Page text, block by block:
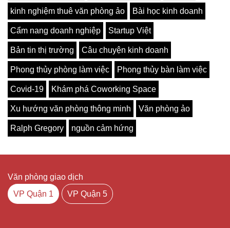
kinh nghiệm thuê văn phòng ảo Bài học kinh doanh
Cẩm nang doanh nghiệp Startup Việt
Bản tin thị trường Câu chuyện kinh doanh
Phong thủy phòng làm việc Phong thủy bàn làm việc
Covid-19 Khám phá Coworking Space
Xu hướng văn phòng thông minh Văn phòng ảo
Ralph Gregory nguồn cảm hứng
Văn phòng giao dịch
VP Quận 1
VP Quận 5